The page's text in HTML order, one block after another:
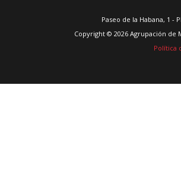
Paseo de la Habana, 1 -
Copyright © 2026 Agrupación de
Política